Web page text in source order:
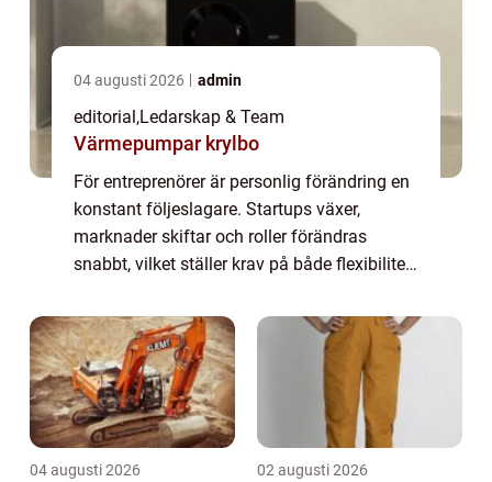
04 augusti 2026 admin
editorial ,Ledarskap & Team
Värmepumpar krylbo
För entreprenörer är personlig förändring en
konstant följeslagare. Startups växer,
marknader skiftar och roller förändras
snabbt, vilket ställer krav på både flexibilitet
04 augusti 2026 02 augusti 2026